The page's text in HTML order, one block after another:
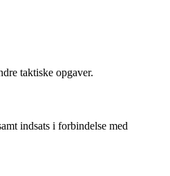
taktiske opgaver.
indsats i forbindelse med